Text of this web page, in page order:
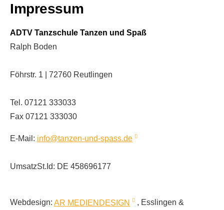
Impressum
ADTV Tanzschule Tanzen und Spaß
Ralph Boden
Föhrstr. 1 | 72760 Reutlingen
Tel. 07121 333033
Fax 07121 333030
E-Mail: info@tanzen-und-spass.de
UmsatzSt.Id: DE 458696177
Webdesign: AR MEDIENDESIGN
, Esslingen &